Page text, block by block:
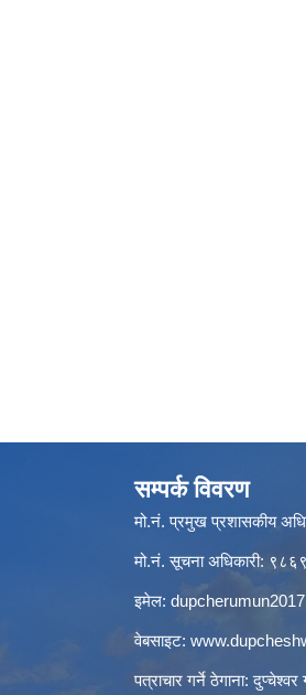
सम्पर्क विवरण
मो.नं. प्रमुख प्रशासकीय
मो.नं. सूचना अधिकारी:
इमेल:
वेबसाइट:
पत्राचार गर्ने ठेगाना: दुप्चेश्वर